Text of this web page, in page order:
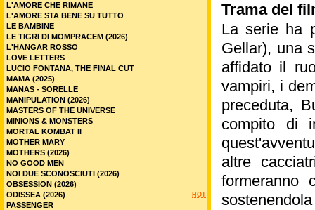
Trama del
La serie ha
Gellar), una
affidato il
vampiri, i
preceduta,
compito di
altre
formeranno
L'AMORE CHE RIMANE
L'AMORE STA BENE SU TUTTO
LE BAMBINE
LE TIGRI DI MOMPRACEM (2026)
L'HANGAR ROSSO
LOVE LETTERS
LUCIO FONTANA, THE FINAL CUT
MAMA (2025)
MANAS - SORELLE
MANIPULATION (2026)
MASTERS OF THE UNIVERSE
MINIONS & MONSTERS
MORTAL KOMBAT II
MOTHER MARY
MOTHERS (2026)
NO GOOD MEN
NOI DUE SCONOSCIUTI (2026)
OBSESSION (2026)
HOT
ODISSEA (2026)
PASSENGER